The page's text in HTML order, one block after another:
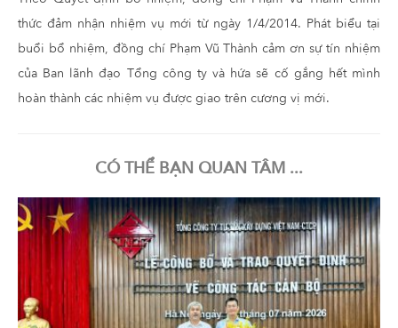
thức đảm nhận nhiệm vụ mới từ ngày 1/4/2014. Phát biểu tại
buổi bổ nhiệm, đồng chí Phạm Vũ Thành cảm ơn sự tín nhiệm
của Ban lãnh đạo Tổng công ty và hứa sẽ cố gắng hết mình
hoàn thành các nhiệm vụ được giao trên cương vị mới.
CÓ THỂ BẠN QUAN TÂM ...